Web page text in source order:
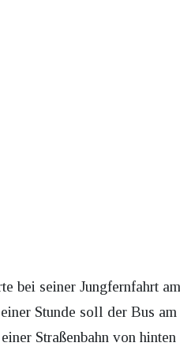
bei seiner Jungfernfahrt
Stunde soll der Bus am
Straßenbahn von hinten